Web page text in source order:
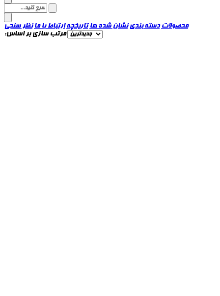
محصولات دسته بندی نشان شده ها تاریخچه ارتباط با ما نظر سنجی
مرتب سازی بر اساس: